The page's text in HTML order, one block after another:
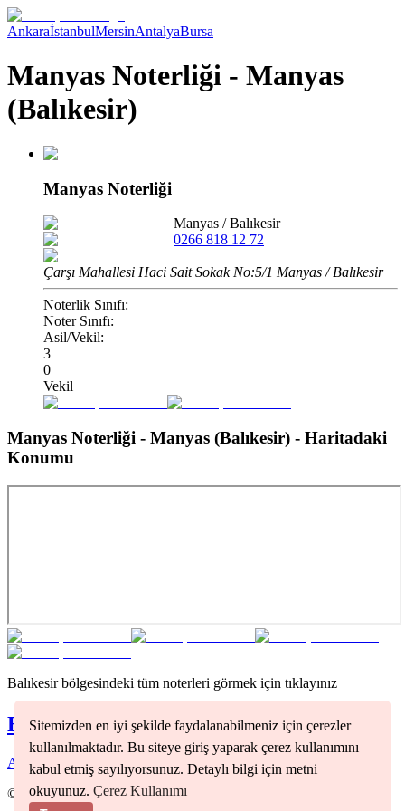
Sitemizden en iyi şekilde faydalanabilmeniz için çerezler
kullanılmaktadır. Bu siteye giriş yaparak çerez kullanımını
kabul etmiş sayılıyorsunuz. Detaylı bilgi için metni
okuyunuz. Çerez Kullanımı
AnkaraİstanbulMersinAntalyaBursa
Manyas Noterliği - Manyas
(Balıkesir)
Manyas Noterliği
Manyas /Balıkesir
0266 818 12 72
Çarşı Mahallesi Haci Sait Sokak No:5/1 Manyas / Balıkesir
Noterlik Sınıfı:
Noter Sınıfı:
Asil/Vekil:
3
0
Vekil
Manyas Noterliği - Manyas (Balıkesir) - Haritadaki
Konumu
Balıkesirbölgesindeki tüm noterleri görmek için tıklayınız
BalıkesirNoterleri
Altıeylül ( 1) Bandırma Edremit (1
©
2026Nöbetçi Noter